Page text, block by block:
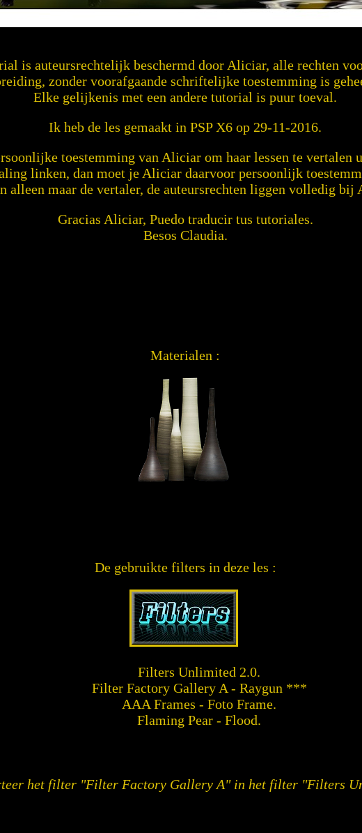
is auteursrechtelijk beschermd door Aliciar, alle rechten
zonder voorafgaande schriftelijke toestemming is
Elke gelijkenis met een andere tutorial is puur toeval.
Ik heb de les gemaakt in PSP X6 op 29-11-2016.
toestemming van Aliciar om haar lessen te vertalen
linken, dan moet je Aliciar daarvoor persoonlijk
alleen maar de vertaler, de auteursrechten liggen volledig bij
Gracias Aliciar, Puedo traducir tus tutoriales.
Besos Claudia.
Materialen :
De gebruikte filters in deze les :
Filters Unlimited 2.0.
Filter Factory Gallery A - Raygun ***
AAA Frames - Foto Frame.
Flaming Pear - Flood.
het filter "Filter Factory Gallery A" in het filter "Filters